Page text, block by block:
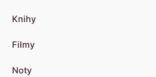
Knihy
Filmy
Noty